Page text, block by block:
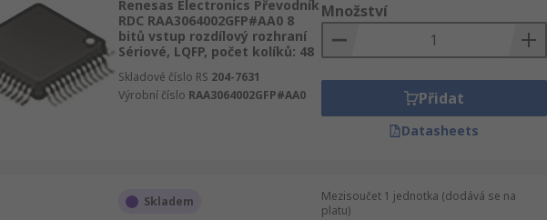
Renesas Electronics Převodník
RDC RAA3064002GFP#AA0 8
bitů vstup rozdílový rozhraní
Sériové, LQFP, počet kolíků: 48
Skladové číslo RS 204-7631
Výrobní číslo RAA3064002GFP#AA0
Množství
Přidat
Datasheets
Skladem
Mezisoučet 1 jednotka (dodává se na
platu)